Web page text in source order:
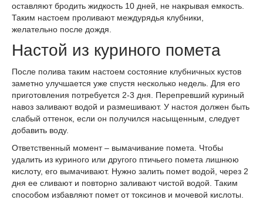
оставляют бродить жидкость 10 дней, не накрывая емкость.
Таким настоем проливают междурядья клубники,
желательно после дождя.
Настой из куриного помета
После полива таким настоем состояние клубничных кустов
заметно улучшается уже спустя несколько недель. Для его
приготовления потребуется 2-3 дня. Перепревший куриный
навоз заливают водой и размешивают. У настоя должен быть
слабый оттенок, если он получился насыщенным, следует
добавить воду.
Ответственный момент – вымачивание помета. Чтобы
удалить из куриного или другого птичьего помета лишнюю
кислоту, его вымачивают. Нужно залить помет водой, через 2
дня ее сливают и повторно заливают чистой водой. Таким
способом избавляют помет от токсинов и мочевой кислоты.